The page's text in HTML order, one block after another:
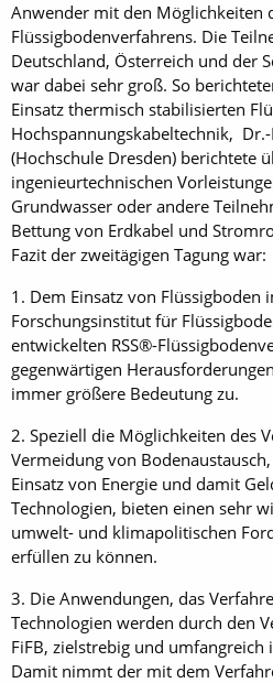
Anwender mit den Möglichkeiten
Flüssigbodenverfahrens. Die
Deutschland, Österreich und der
war dabei sehr groß. So
Einsatz thermisch stabilisierten
Hochspannungskabeltechnik,
(Hochschule Dresden) berichtete
ingenieurtechnischen
Grundwasser oder andere
Bettung von Erdkabel und
Fazit der zweitägigen Tagung war:
1. Dem Einsatz von Flüssigboden
Forschungsinstitut für
entwickelten RSS®-
gegenwärtigen
immer größere Bedeutung zu.
2. Speziell die Möglichkeiten des
Vermeidung von
Einsatz von Energie und damit
Technologien, bieten einen sehr
umwelt- und klimapolitischen
erfüllen zu können.
3. Die Anwendungen, das
Technologien werden durch den
FiFB, zielstrebig und
Damit nimmt der mit dem